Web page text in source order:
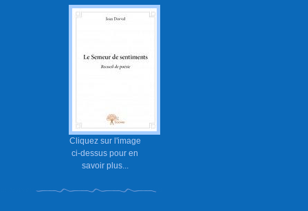
Cliquez sur l'image
ci-dessus pour en
savoir plus...